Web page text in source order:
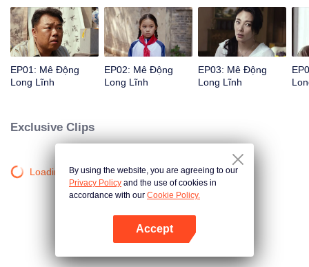
EP01: Mê Động
Long Lĩnh
EP02: Mê Động
Long Lĩnh
EP03: Mê Động
Long Lĩnh
Exclusive Clips
Loading…By using the website, you are agreeing to our
Privacy Policy and the use of cookies in
accordance with our Cookie Policy.
Accept